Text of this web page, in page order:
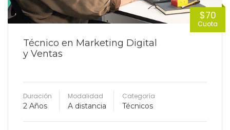
Técnico en Marketing Digital
y Ventas
$70
Cuota
Duración
2 Años
Modalidad
A distancia
Categoría
Técnicos